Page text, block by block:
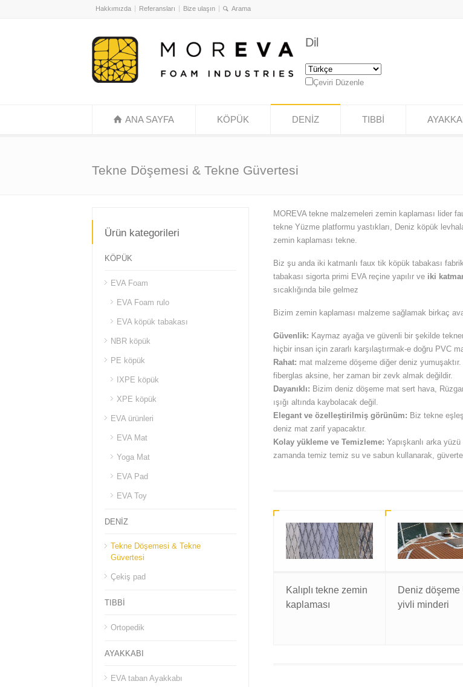
Hakkımızda Referansları Bize ulaşın
Dil
Çeviri Düzenle
ANA SAYFA KÖPÜK DENİZ TIBBİ
Tekne Döşemesi & Tekne Güvertesi
MOREVA tekne malzemeleri zemin kaplaması lider
tekne Yüzme platformu yastıkları, Deniz köpük
zemin kaplaması tekne.
Biz şu anda iki katmanlı faux tik köpük tabakası
tabakası sigorta primi EVA reçine yapılır ve iki
sıcaklığında bile gelmez
Bizim zemin kaplaması malzeme sağlamak birkaç
Güvenlik: Kaymaz ayağa ve güvenli bir şekilde
hiçbir insan için zararlı karşılaştırmak-e doğru PVC
Rahat: mat malzeme döşeme diğer deniz
fiberglas aksine, her zaman bir zevk almak değildir.
Dayanıklı: Bizim deniz döşeme mat sert hava,
ışığı altında kaybolacak değil.
Elegant ve özelleştirilmiş görünüm: Biz tekne
deniz mat zarif yapacaktır.
Kolay yükleme ve Temizleme: Yapışkanlı arka
zamanda temiz temiz su ve sabun kullanarak,
Kalıplı tekne zemin
kaplaması
Deniz döşeme
yivli minderi
Ürün kategorileri
KÖPÜK
EVA Foam
EVA Foam rulo
EVA köpük tabakası
NBR köpük
PE köpük
IXPE köpük
XPE köpük
EVA ürünleri
EVA Mat
Yoga Mat
EVA Pad
EVA Toy
DENİZ
Tekne Döşemesi & Tekne
Güvertesi
Çekiş pad
TIBBİ
Ortopedik
AYAKKABI
EVA taban Ayakkabı